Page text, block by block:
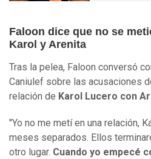
Faloon dice que no se
Karol y Arenita
Tras la pelea, Faloon conversó
Caniulef sobre las acusaciones
relación de Karol Lucero con
"Yo no me metí en una relación,
meses separados. Ellos
otro lugar. Cuando yo empecé